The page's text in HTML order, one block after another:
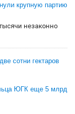
крупную партию
незаконно
сотни гектаров
ЮГК еще 5 млрд